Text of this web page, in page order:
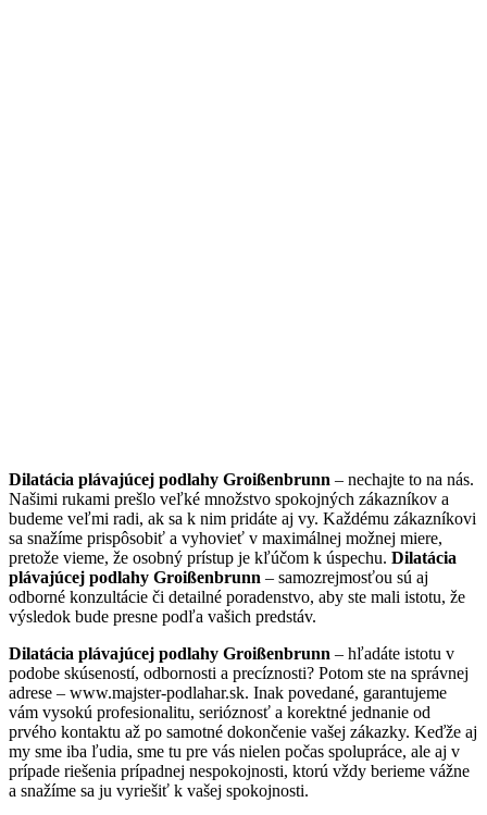
Dilatácia plávajúcej podlahy Groißenbrunn – nechajte to na nás.
Našimi rukami prešlo veľké množstvo spokojných zákazníkov a
budeme veľmi radi, ak sa k nim pridáte aj vy. Každému zákazníkovi
sa snažíme prispôsobiť a vyhovieť v maximálnej možnej miere,
pretože vieme, že osobný prístup je kľúčom k úspechu. Dilatácia
plávajúcej podlahy Groißenbrunn – samozrejmosťou sú aj
odborné konzultácie či detailné poradenstvo, aby ste mali istotu, že
výsledok bude presne podľa vašich predstáv.
Dilatácia plávajúcej podlahy Groißenbrunn – hľadáte istotu v
podobe skúseností, odbornosti a precíznosti? Potom ste na správnej
adrese – www.majster-podlahar.sk. Inak povedané, garantujeme
vám vysokú profesionalitu, serióznosť a korektné jednanie od
prvého kontaktu až po samotné dokončenie vašej zákazky. Keďže aj
my sme iba ľudia, sme tu pre vás nielen počas spolupráce, ale aj v
prípade riešenia prípadnej nespokojnosti, ktorú vždy berieme vážne
a snažíme sa ju vyriešiť k vašej spokojnosti.